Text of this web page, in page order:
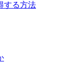
する方法